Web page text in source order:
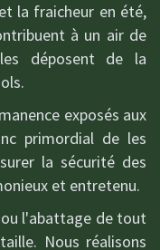
la fraicheur en été,
à un air de
déposent de la
exposés aux
primordial de les
la sécurité des
et entretenu.
ou l'abattage de tout
Nous réalisons